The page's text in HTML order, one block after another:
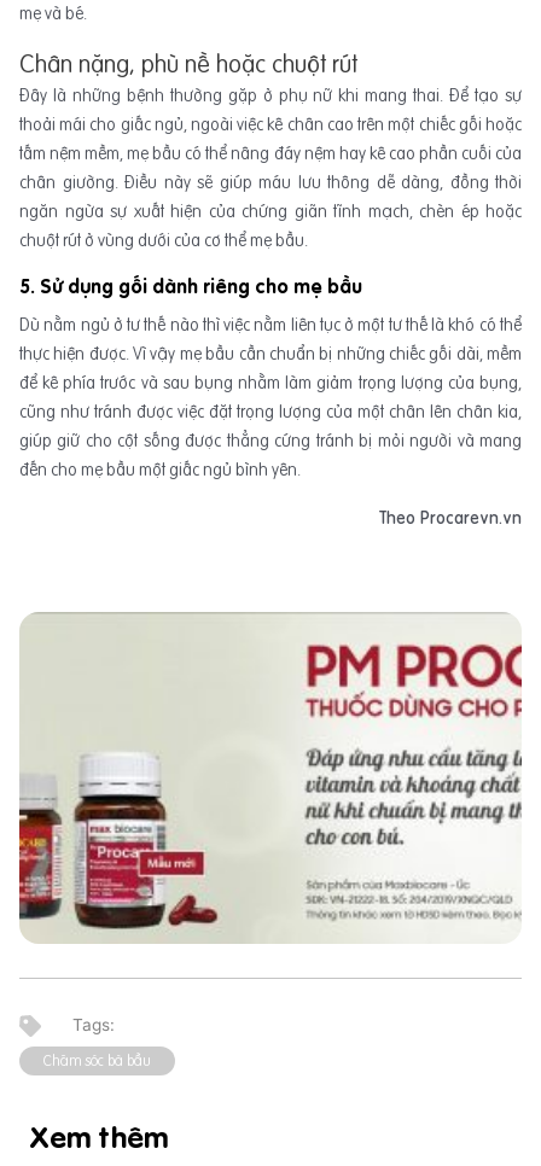
mẹ và bé.
Chân nặng, phù nề hoặc chuột rút
Đây là những bệnh thường gặp ở phụ nữ khi mang thai. Để tạo sự
thoải mái cho giấc ngủ, ngoài việc kê chân cao trên một chiếc gối hoặc
tấm nệm mềm, mẹ bầu có thể nâng đáy nệm hay kê cao phần cuối của
chân giường. Điều này sẽ giúp máu lưu thông dễ dàng, đồng thời
ngăn ngừa sự xuất hiện của chứng giãn tĩnh mạch, chèn ép hoặc
chuột rút ở vùng dưới của cơ thể mẹ bầu.
5. Sử dụng gối dành riêng cho mẹ bầu
Dù nằm ngủ ở tư thế nào thì việc nằm liên tục ở một tư thế là khó có thể
thực hiện được. Vì vậy mẹ bầu cần chuẩn bị những chiếc gối dài, mềm
để kê phía trước và sau bụng nhằm làm giảm trọng lượng của bụng,
cũng như tránh được việc đặt trọng lượng của một chân lên chân kia,
giúp giữ cho cột sống được thẳng cứng tránh bị mỏi người và mang
đến cho mẹ bầu một giấc ngủ bình yên.
Theo Procarevn.vn
Chăm sóc bà bầu
Xem thêm